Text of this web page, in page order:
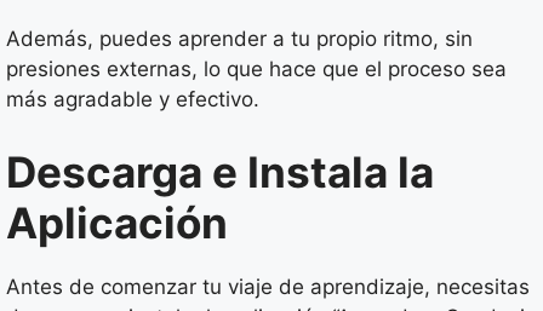
Además, puedes aprender a tu propio ritmo, sin
presiones externas, lo que hace que el proceso sea
más agradable y efectivo.
Descarga e Instala la
Aplicación
Antes de comenzar tu viaje de aprendizaje, necesitas